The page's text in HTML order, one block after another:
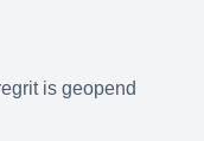
is geopend